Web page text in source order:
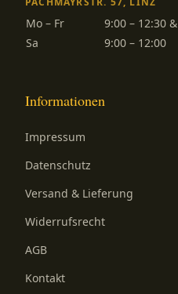
Mo – Fr
9:00 – 12:30
Sa
9:00 – 12:00
Informationen
Impressum
Datenschutz
Versand & Lieferung
Widerrufsrecht
AGB
Kontakt